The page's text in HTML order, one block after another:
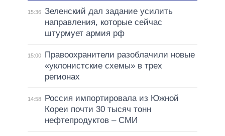
15:36 Зеленский дал задание усилить
направления, которые сейчас
штурмует армия рф
15:00
Правоохранители разоблачили новые
«уклонистские схемы» в трех
регионах
14:58
Россия импортировала из Южной
Кореи почти 30 тысяч тонн
нефтепродуктов – СМИ